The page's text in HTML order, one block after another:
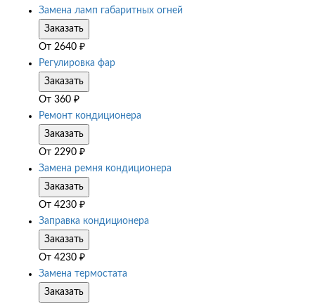
Замена ламп габаритных огней
Заказать
От 2640 ₽
Регулировка фар
Заказать
От 360 ₽
Ремонт кондиционера
Заказать
От 2290 ₽
Замена ремня кондиционера
Заказать
От 4230 ₽
Заправка кондиционера
Заказать
От 4230 ₽
Замена термостата
Заказать